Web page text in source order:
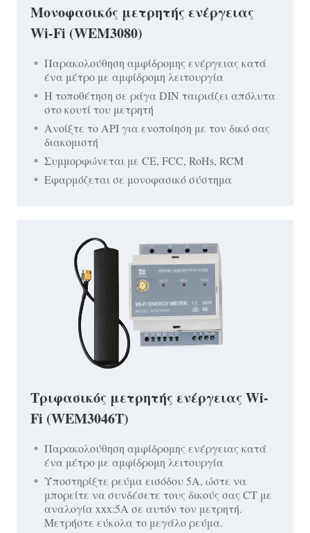
Μονοφασικός μετρητής ενέργειας
Wi-Fi (WEM3080)
Παρακολούθηση αμφίδρομης ενέργειας κατά
ένα μέτρο με αμφίδρομη λειτουργία
Η τοποθέτηση σε ράγα DIN ταιριάζει απόλυτα
στο κουτί του μετρητή
Ανοίξτε το API για ενοποίηση με τον δικό σας
διακομιστή
Συμμορφώνεται με CE, FCC, RoHs, RCM
Εφαρμόζεται σε μονοφασικό σύστημα
Τριφασικός μετρητής ενέργειας Wi-
Fi (WEM3046T)
Παρακολούθηση αμφίδρομης ενέργειας κατά
ένα μέτρο με αμφίδρομη λειτουργία
Υποστηρίξτε ρεύμα εισόδου 5A, ώστε να
μπορείτε να συνδέσετε τους δικούς σας CT με
αναλογία xxx:5A σε αυτόν τον μετρητή.
Μετρήστε εύκολα το μεγάλο ρεύμα.